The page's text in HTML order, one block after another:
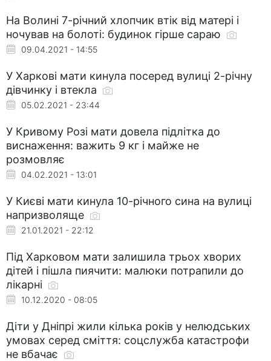
На Волині 7-річний хлопчик втік від матері і
ночував на болоті: будинок гірше сараю
09.04.2021 - 14:55
У Харкові мати кинула посеред вулиці 2-річну
дівчинку і втекла
05.02.2021 - 23:44
У Кривому Розі мати довела підлітка до
виснаження: важить 9 кг і майже не
розмовляє
04.02.2021 - 13:01
У Києві мати кинула 10-річного сина на вулиці
напризволяще
21.01.2021 - 22:12
Під Харковом мати залишила трьох хворих
дітей і пішла пиячити: малюки потрапили до
лікарні
10.12.2020 - 08:05
Діти у Дніпрі жили кілька років у нелюдських
умовах серед сміття: соцслужба катастрофи
не вбачає